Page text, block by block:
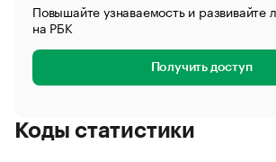
Повышайте узнаваемость и развивайте
на РБК
Получить доступ
Коды статистики